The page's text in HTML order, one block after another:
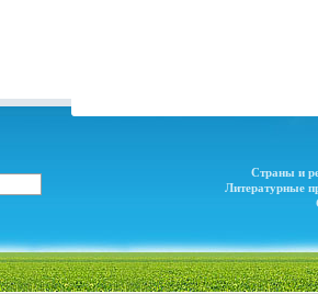
Страны и
Литературные